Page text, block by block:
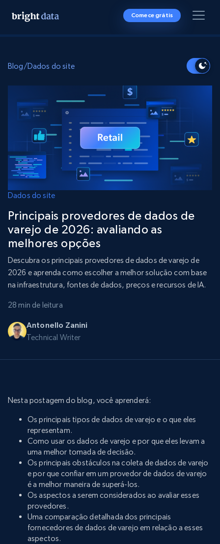
Comece grátis
Blog/Dados do site
Dados do site
Principais provedores de dados de
varejo de 2026: avaliando as
melhores opções
Descubra os principais provedores de dados de varejo de
2026 e aprenda como escolher a melhor solução com base
na infraestrutura, fontes de dados, preços e recursos de IA.
28 min de leitura
Antonello Zanini
Technical Writer
Nesta postagem do blog, você aprenderá:
Os principais tipos de dados de varejo e o que eles
representam.
Como usar os dados de varejo e por que eles levam a
uma melhor tomada de decisão.
Os principais obstáculos na coleta de dados de varejo
e por que confiar em um provedor de dados de varejo
é a melhor maneira de superá-los.
Os aspectos a serem considerados ao avaliar esses
provedores.
Uma comparação detalhada dos principais
fornecedores de dados de varejo em relação a esses
aspectos.